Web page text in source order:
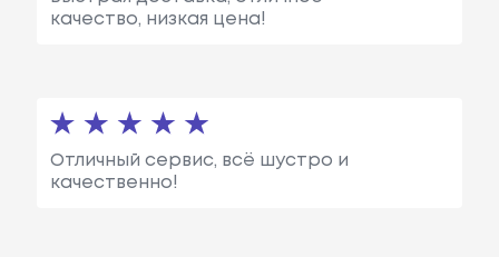
качество, низкая цена!
Отличный сервис, всё шустро и
качественно!